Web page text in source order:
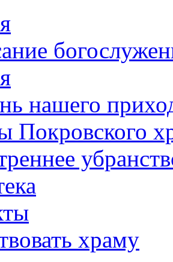
нашего
Покровского
храму